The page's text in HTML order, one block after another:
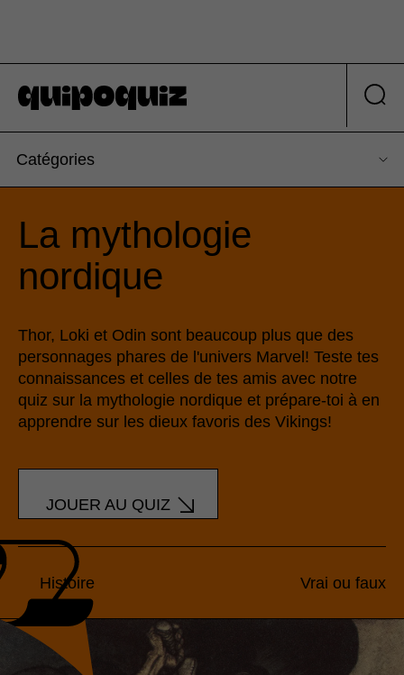
Catégories
La mythologie
nordique
Thor, Loki et Odin sont beaucoup plus que des
personnages phares de l'univers Marvel! Teste tes
connaissances et celles de tes amis avec notre
quiz sur la mythologie nordique et prépare-toi à en
apprendre sur les dieux favoris des Vikings!
JOUER AU QUIZ
Histoire Vrai ou faux